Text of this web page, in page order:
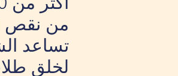
تساعد
لخلق